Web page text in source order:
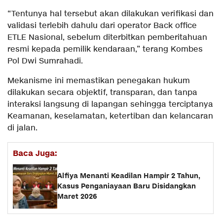
“Tentunya hal tersebut akan dilakukan verifikasi dan
validasi terlebih dahulu dari operator Back office
ETLE Nasional, sebelum diterbitkan pemberitahuan
resmi kepada pemilik kendaraan,” terang Kombes
Pol Dwi Sumrahadi.
Mekanisme ini memastikan penegakan hukum
dilakukan secara objektif, transparan, dan tanpa
interaksi langsung di lapangan sehingga terciptanya
Keamanan, keselamatan, ketertiban dan kelancaran
di jalan.
Baca Juga:
Alfiya Menanti Keadilan Hampir 2 Tahun,
Kasus Penganiayaan Baru Disidangkan
Maret 2026